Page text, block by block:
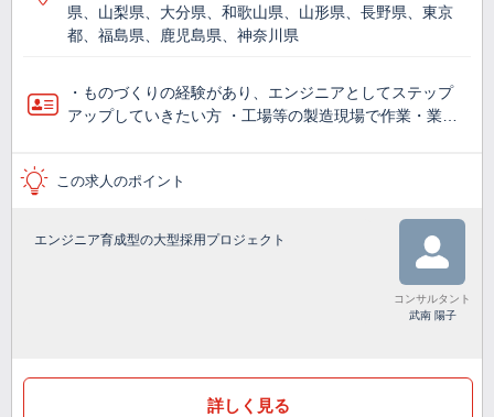
県、山梨県、大分県、和歌山県、山形県、長野県、東京
都、福島県、鹿児島県、神奈川県
・ものづくりの経験があり、エンジニアとしてステップ
アップしていきたい方 ・工場等の製造現場で作業・業…
この求人のポイント
エンジニア育成型の大型採用プロジェクト
コンサルタント
武南 陽子
詳しく見る